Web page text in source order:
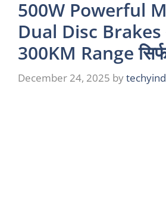
500W Powerful
Dual Disc
300KM Range
December 24, 2025 by